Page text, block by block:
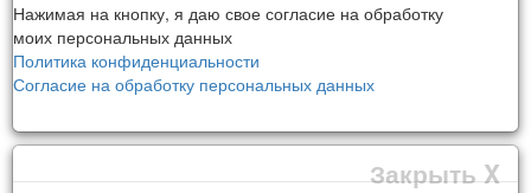
Нажимая на кнопку, я даю свое согласие на обработку
моих персональных данных
Политика конфиденциальности
Согласие на обработку персональных данных
Закрыть X